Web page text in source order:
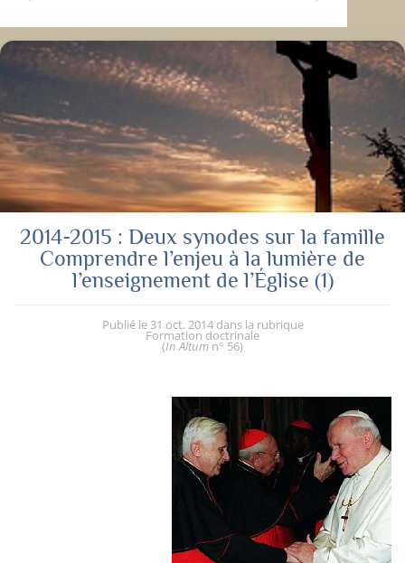
2014-2015 : Deux synodes sur la famille
Comprendre l’enjeu à la lumière de
l’enseignement de l’Église (1)
Publié le 31 oct. 2014 dans la rubrique
Formation doctrinale
(In Altum n° 56)